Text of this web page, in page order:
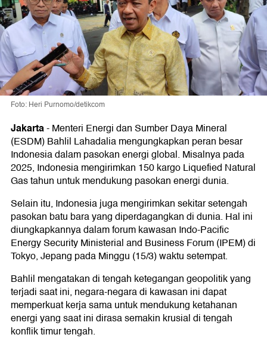
Foto: Heri Purnomo/detikcom
Jakarta-Menteri Energi dan Sumber Daya Mineral
(ESDM) Bahlil Lahadalia mengungkapkan peran besar
Indonesia dalam pasokan energi global. Misalnya pada
2025, Indonesia mengirimkan 150 kargo Liquefied Natural
Gas tahun untuk mendukung pasokan energi dunia.
Selain itu, Indonesia juga mengirimkan sekitar setengah
pasokan batu bara yang diperdagangkan di dunia. Hal ini
diungkapkannya dalam forum kawasan Indo-Pacific
Energy Security Ministerial and Business Forum (IPEM) di
Tokyo, Jepang pada Minggu (15/3) waktu setempat.
Bahlil mengatakan di tengah ketegangan geopolitik yang
terjadi saat ini, negara-negara di kawasan ini dapat
memperkuat kerja sama untuk mendukung ketahanan
energi yang saat ini dirasa semakin krusial di tengah
konflik timur tengah.